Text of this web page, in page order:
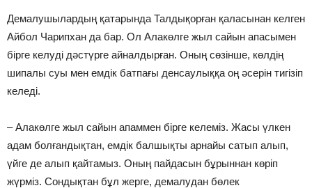
Демалушылардың қатарында Талдықорған қаласынан келген
Айбол Чарипхан да бар. Ол Алакөлге жыл сайын апасымен
бірге келуді дәстүрге айналдырған. Оның сөзінше, көлдің
шипалы суы мен емдік батпағы денсаулыққа оң әсерін тигізіп
келеді.
– Алакөлге жыл сайын апаммен бірге келеміз. Жасы үлкен
адам болғандықтан, емдік балшықты арнайы сатып алып,
үйге де алып қайтамыз. Оның пайдасын бұрыннан көріп
жүрміз. Сондықтан бұл жерге, демалудан бөлек